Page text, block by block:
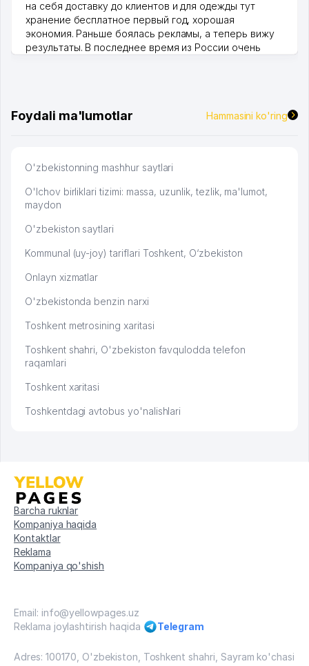
на себя доставку до клиентов и для одежды тут
хранение бесплатное первый год, хорошая
экономия. Раньше боялась рекламы, а теперь вижу
результаты. В последнее время из России очень
Foydali ma'lumotlar Hammasini ko'ring
O'zbekistonning mashhur saytlari
O'lchov birliklari tizimi: massa, uzunlik, tezlik, ma'lumot,
maydon
O'zbekiston saytlari
Kommunal (uy-joy) tariflari Toshkent, O‘zbekiston
Onlayn xizmatlar
O'zbekistonda benzin narxi
Toshkent metrosining xaritasi
Toshkent shahri, O'zbekiston favqulodda telefon
raqamlari
Toshkent xaritasi
Toshkentdagi avtobus yo'nalishlari
Barcha ruknlar
Kompaniya haqida
Kontaktlar
Reklama
Kompaniya qo'shish
Email: info@yellowpages.uz
Reklama joylashtirish haqida
Telegram
Adres: 100170, O'zbekiston, Toshkent shahri, Sayram ko'chasi